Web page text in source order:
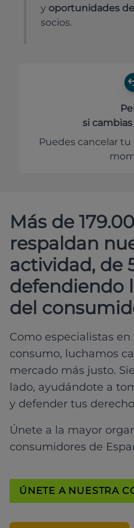
y oportunidades
socios.
si
Puedes cancelar
Más de
respaldan
actividad, de
defendiendo
del
Como especialistas
consumo, luchamos
mercado más justo.
lado, ayudándote a
y defender tus
Únete a la mayor
consumidores de
ÚNETE A NUESTRA